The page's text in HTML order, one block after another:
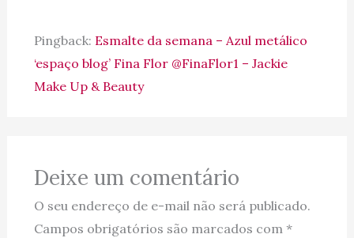
Pingback: Esmalte da semana – Azul metálico
‘espaço blog’ Fina Flor @FinaFlor1 – Jackie
Make Up & Beauty
Deixe um comentário
O seu endereço de e-mail não será publicado.
Campos obrigatórios são marcados com *